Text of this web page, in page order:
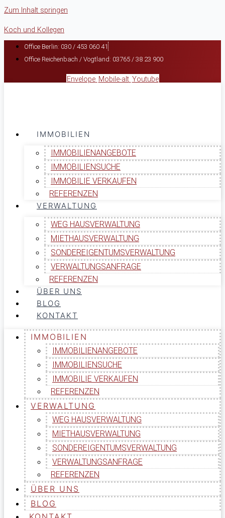
Zum Inhalt springen
Koch und Kollegen
Office Berlin: 030 / 453 060 41
Office Reichenbach / Vogtland: 03765 / 38 23 900
Envelope Mobile-alt Youtube
IMMOBILIEN
IMMOBILIENANGEBOTE
IMMOBILIENSUCHE
IMMOBILIE VERKAUFEN
REFERENZEN
VERWALTUNG
WEG HAUSVERWALTUNG
MIETHAUSVERWALTUNG
SONDEREIGENTUMSVERWALTUNG
VERWALTUNGSANFRAGE
REFERENZEN
ÜBER UNS
BLOG
KONTAKT
IMMOBILIEN
IMMOBILIENANGEBOTE
IMMOBILIENSUCHE
IMMOBILIE VERKAUFEN
REFERENZEN
VERWALTUNG
WEG HAUSVERWALTUNG
MIETHAUSVERWALTUNG
SONDEREIGENTUMSVERWALTUNG
VERWALTUNGSANFRAGE
REFERENZEN
ÜBER UNS
BLOG